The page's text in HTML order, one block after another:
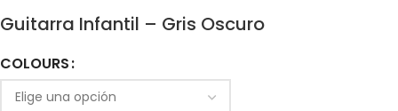
Guitarra Infantil – Gris Oscuro
COLOURS